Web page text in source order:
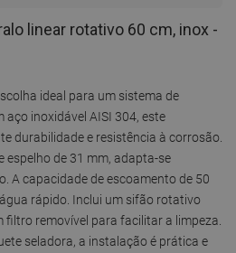
linear rotativo 60 cm, inox -
ideal para um sistema de
aço inoxidável AISI 304, este
durabilidade e resistência à corrosão.
espelho de 31 mm, adapta-se
A capacidade de escoamento de 50
rápido. Inclui um sifão rotativo
filtro removível para facilitar a limpeza.
seladora, a instalação é prática e